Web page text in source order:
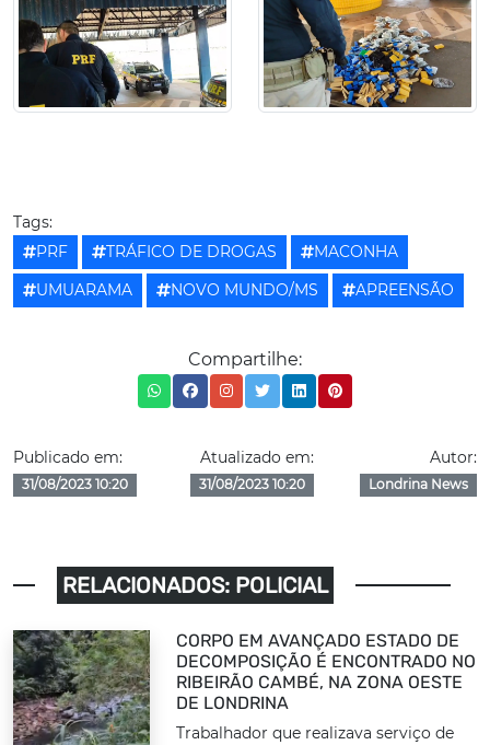
Tags:
PRF
TRÁFICO DE DROGAS
MACONHA
UMUARAMA
NOVO MUNDO/MS APREENSÃO
Compartilhe:
Publicado em:
31/08/2023 10:20
Atualizado em:
31/08/2023 10:20
Autor:
Londrina News
RELACIONADOS: POLICIAL
CORPO EM AVANÇADO ESTADO DE
DECOMPOSIÇÃO É ENCONTRADO NO
RIBEIRÃO CAMBÉ, NA ZONA OESTE
DE LONDRINA
Trabalhador que realizava serviço de